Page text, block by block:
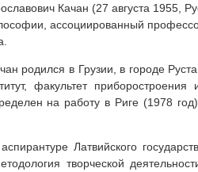
Качан (27 августа 1955,
ассоциированный
родился в Грузии, в городе
факультет
на работу в Риге (1978
Латвийского
творческой